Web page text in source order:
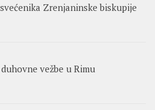
Zrenjaninske biskupije
vežbe u Rimu